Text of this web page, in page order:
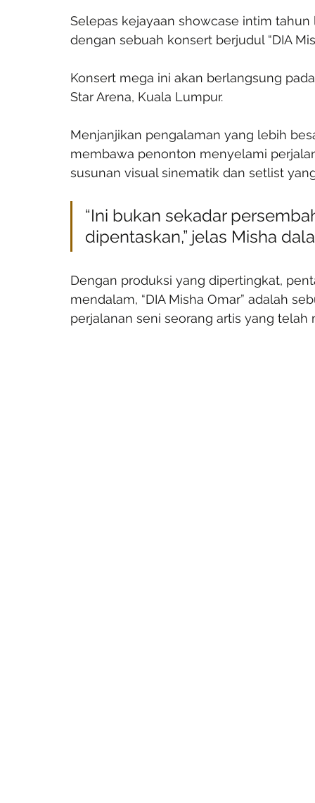
Selepas kejayaan showcase intim
dengan sebuah konsert berjudul “DIA
Konsert mega ini akan berlangsung
Star Arena, Kuala Lumpur.
Menjanjikan pengalaman yang lebih
membawa penonton menyelami
susunan visual sinematik dan setlist
“Ini bukan sekadar
dipentaskan,” jelas Misha
Dengan produksi yang dipertingkat,
mendalam, “DIA Misha Omar” adalah
perjalanan seni seorang artis yang